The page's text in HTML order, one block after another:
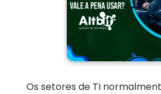
Os setores de TI